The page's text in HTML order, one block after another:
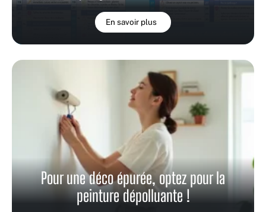
En savoir plus
Pour une déco épurée, optez pour la
peinture dépolluante !